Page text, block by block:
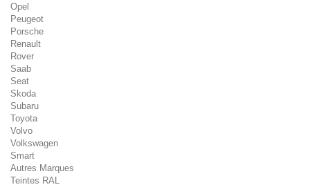
Opel
Peugeot
Porsche
Renault
Rover
Saab
Seat
Skoda
Subaru
Toyota
Volvo
Volkswagen
Smart
Autres Marques
Teintes RAL